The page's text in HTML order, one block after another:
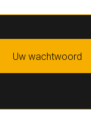
Uw wachtwoord